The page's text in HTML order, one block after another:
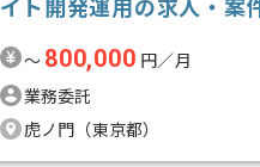
イト開発運用の求人・案
〜 800,000 円／月
業務委託
虎ノ門（東京都）